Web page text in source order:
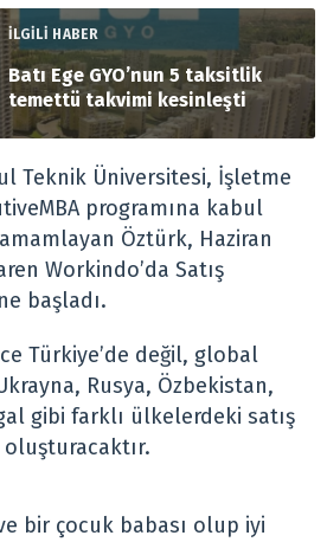
İLGİLİ HABER
Batı Ege GYO’nun 5 taksitlik
temettü takvimi kesinleşti
Teknik Üniversitesi, İşletme
programına kabul
Öztürk, Haziran
Workindo’da Satış
başladı.
Türkiye’de değil, global
Rusya, Özbekistan,
gibi farklı ülkelerdeki satış
oluşturacaktır.
bir çocuk babası olup iyi